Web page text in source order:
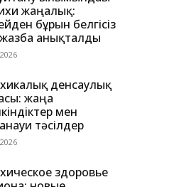
жаңалық:
бұрын белгісіз
анықталды
денсаулық
жаңа
мен
тәсілдер
здоровье